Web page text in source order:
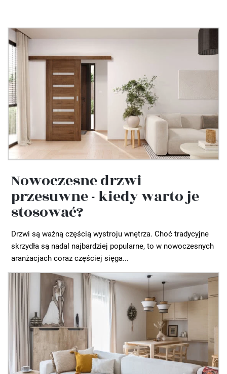
Nowoczesne drzwi
przesuwne - kiedy warto je
stosować?
Drzwi są ważną częścią wystroju wnętrza. Choć tradycyjne
skrzydła są nadal najbardziej popularne, to w nowoczesnych
aranżacjach coraz częściej sięga...